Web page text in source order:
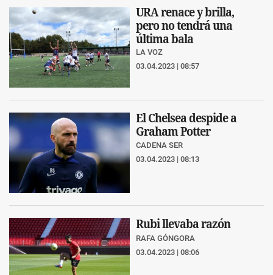
URA renace y brilla,
pero no tendrá una
última bala
LA VOZ
03.04.2023 | 08:57
El Chelsea despide a
Graham Potter
CADENA SER
03.04.2023 | 08:13
Rubi llevaba razón
RAFA GÓNGORA
03.04.2023 | 08:06